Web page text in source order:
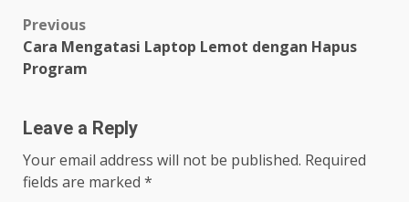
Post
navigation
Previous
Cara Mengatasi Laptop Lemot dengan Hapus
Program
Leave a Reply
Your email address will not be published. Required
fields are marked *